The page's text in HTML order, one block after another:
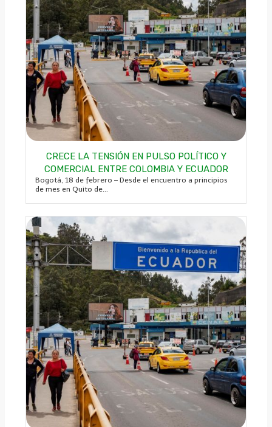
CRECE LA TENSIÓN EN PULSO POLÍTICO Y
COMERCIAL ENTRE COLOMBIA Y ECUADOR
Bogotá, 18 de febrero – Desde el encuentro a principios
de mes en Quito de...